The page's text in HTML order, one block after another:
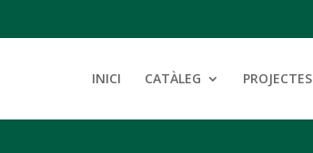
INICI CATÀLEG PROJECTES